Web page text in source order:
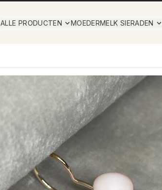
ALLE PRODUCTEN MOEDERMELK SIERADEN